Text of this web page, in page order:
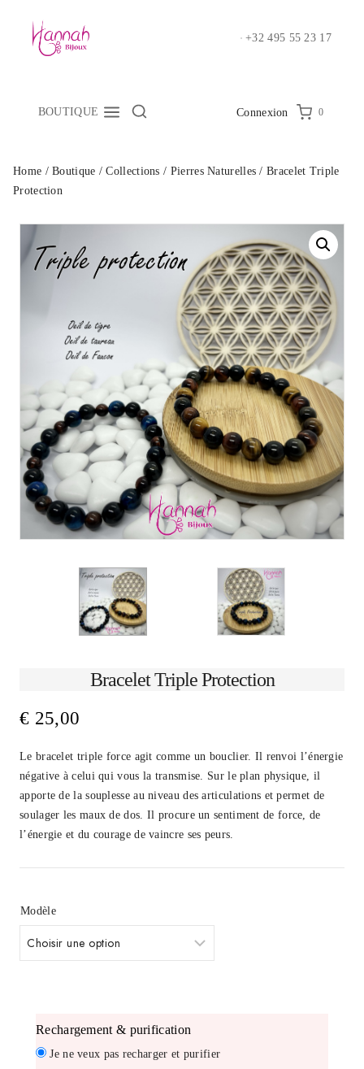
content
+32 495 55 23 17
BOUTIQUE Connexion 0
Home / Boutique / Collections / Pierres Naturelles / Bracelet Triple
Protection
Bracelet Triple Protection
€ 25,00
Le bracelet triple force agit comme un bouclier. Il renvoi l’énergie
négative à celui qui vous la transmise. Sur le plan physique, il
apporte de la souplesse au niveau des articulations et permet de
soulager les maux de dos. Il procure un sentiment de force, de
l’énergie et du courage de vaincre ses peurs.
Modèle
rechargement & purification
Je ne veux pas recharger et purifier